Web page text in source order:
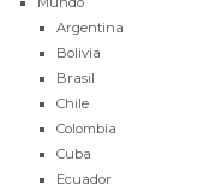
Argentina
Bolivia
Brasil
Chile
Colombia
Cuba
Ecuador